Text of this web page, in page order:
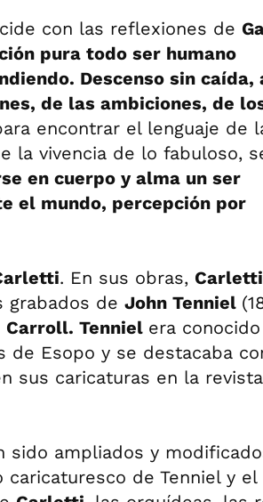
con las reflexiones de
pura todo ser humano
Descenso sin caída,
de las ambiciones, de
encontrar el lenguaje de
la vivencia de lo fabuloso,
en cuerpo y alma un ser
el mundo, percepción por
. En sus obras, Carletti
grabados de John Tenniel
Carroll. Tenniel era
de Esopo y se destacaba
sus caricaturas en la revista
sido ampliados y
de Tenniel y el